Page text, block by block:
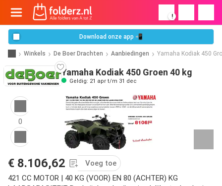
!
Download onze app 📲
Winkels De Boer Drachten Aanbiedingen Yamaha Kodiak 450
Yamaha Kodiak 450 Groen 40 kg
Geldig: 21 apr t/m 31 dec
0
€ 8.106,62
Voeg toe
421 CC MOTOR | 40 KG (VOOR) EN 80 (ACHTER) KG